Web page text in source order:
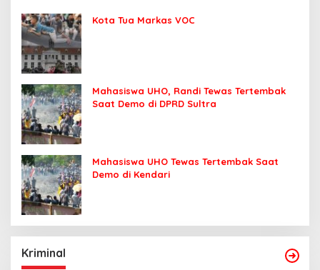
Kota Tua Markas VOC
Mahasiswa UHO, Randi Tewas Tertembak
Saat Demo di DPRD Sultra
Mahasiswa UHO Tewas Tertembak Saat
Demo di Kendari
Kriminal